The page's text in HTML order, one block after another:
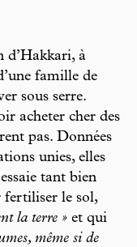
d’Hakkari, à
famille de
sous serre.
acheter cher des
pas. Données
unies, elles
tant bien
fertiliser le sol,
la terre » et qui
même si de